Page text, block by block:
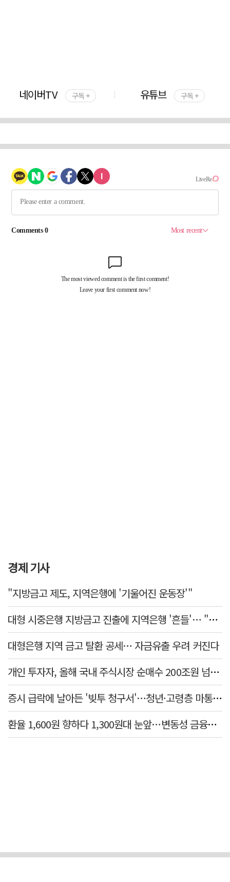
네이버TV 구독 + 유튜브 구독 +
경제 기사
"지방금고 제도, 지역은행에 '기울어진 운동장'"
대형 시중은행 지방금고 진출에 지역은행 '흔들'… "생태계 보호 장치 필요"
대형은행 지역 금고 탈환 공세… 자금유출 우려 커진다
개인 투자자, 올해 국내 주식시장 순매수 200조원 넘었다
증시 급락에 날아든 '빚투 청구서'…청년·고령층 마통 연체↑
환율 1,600원 향하다 1,300원대 눈앞…변동성 금융위기 후 최고